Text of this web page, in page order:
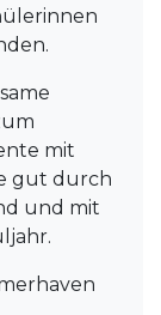
mit
gut durch
und mit